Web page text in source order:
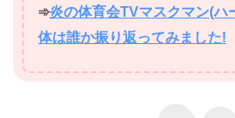
➾炎の体育会TVマスクマン(ハ
体は誰か振り返ってみました!